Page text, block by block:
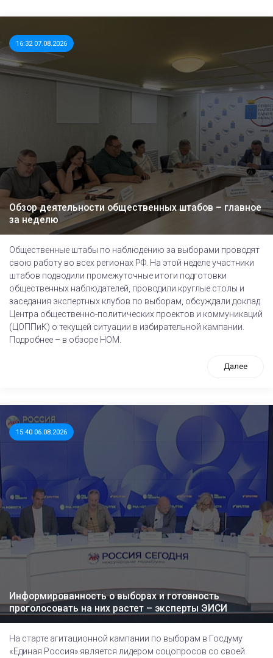
16:32 07.08.2026
Обзор деятельности общественных штабов – главное
за неделю
Общественные штабы по наблюдению за выборами проводят
свою работу во всех регионах РФ. На этой неделе участники
штабов подводили промежуточные итоги подготовки
общественных наблюдателей, проводили круглые столы и
заседания экспертных клубов по выборам, обсуждали доклад
Центра общественно-политических проектов и коммуникаций
(ЦОППиК) о текущей ситуации в избирательной кампании.
Подробнее – в обзоре НОМ.
Далее
15:40 06.08.2026
Информированность о выборах и готовность
проголосовать на них растет – эксперты ЭИСИ
На старте агитационной кампании по выборам в Госдуму
«Единая Россия» является лидером соцопросов со своей